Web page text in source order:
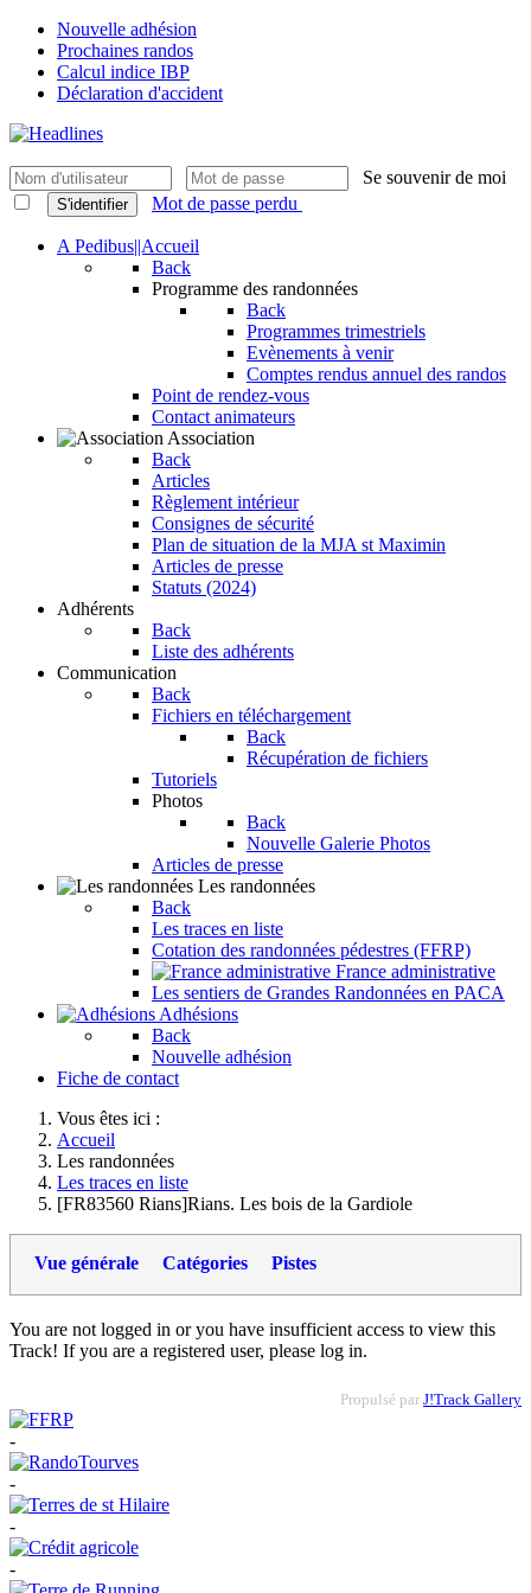
Nouvelle adhésion
Prochaines randos
Calcul indice IBP
Déclaration d'accident
Se souvenir de moi
S'identifier Mot de passe perdu
A Pedibus||Accueil
Back
Programme des randonnées
Back
Programmes trimestriels
Evènements à venir
Comptes rendus annuel des randos
Point de rendez-vous
Contact animateurs
Association
Back
Articles
Règlement intérieur
Consignes de sécurité
Plan de situation de la MJA st Maximin
Articles de presse
Statuts (2024)
Adhérents
Back
Liste des adhérents
Communication
Back
Fichiers en téléchargement
Back
Récupération de fichiers
Tutoriels
Photos
Back
Nouvelle Galerie Photos
Articles de presse
Les randonnées
Back
Les traces en liste
Cotation des randonnées pédestres (FFRP)
France administrative
Les sentiers de Grandes Randonnées en PACA
Adhésions
Back
Nouvelle adhésion
Fiche de contact
Vous êtes ici :
Accueil
Les randonnées
Les traces en liste
[FR83560 Rians]Rians. Les bois de la Gardiole
Vue générale Catégories Pistes
You are not logged in or you have insufficient access to view this
Track! If you are a registered user, please log in.
Propulsé par J!Track Gallery
-
-
-
-